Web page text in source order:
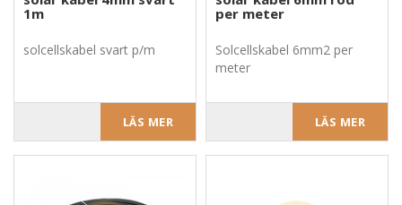
1m
solcellskabel svart p/m
LÄS MER
per meter
Solcellskabel 6mm2 per
meter
LÄS MER